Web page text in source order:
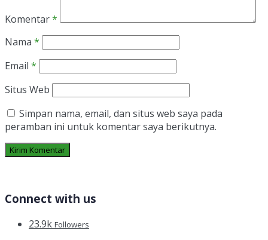
Komentar*
Nama *
Email *
Situs Web
Simpan nama, email, dan situs web saya pada
peramban ini untuk komentar saya berikutnya.
Connect with us
23.9k Followers